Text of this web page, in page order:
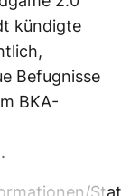
kündigte
Befugnisse
BKA-